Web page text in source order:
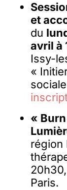
et
du
avril à
Issy-
«
«
région
Paris.